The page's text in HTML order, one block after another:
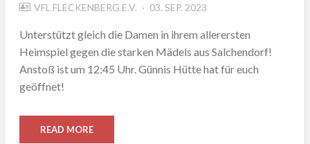
VFL FLECKENBERG E.V.
POSTED
03. SEP. 2023
Unterstützt gleich die Damen in ihrem allerersten
Heimspiel gegen die starken Mädels aus Salchendorf!
Anstoß ist um 12:45 Uhr. Günnis Hütte hat für euch
geöffnet!
READ MORE